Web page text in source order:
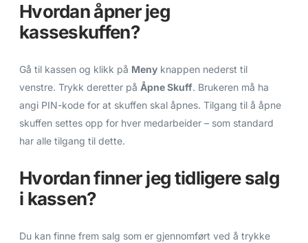
Hvordan åpner jeg
kasseskuffen?
Gå til kassen og klikk på Meny knappen nederst til
venstre. Trykk deretter på Åpne Skuff. Brukeren må ha
angi PIN-kode for at skuffen skal åpnes. Tilgang til å åpne
skuffen settes opp for hver medarbeider – som standard
har alle tilgang til dette.
Hvordan finner jeg tidligere salg
i kassen?
Du kan finne frem salg som er gjennomført ved å trykke